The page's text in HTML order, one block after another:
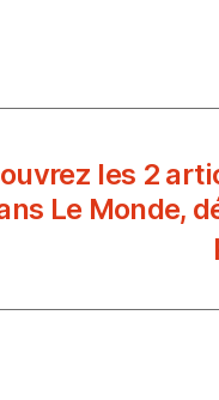
les 2
Le Monde,